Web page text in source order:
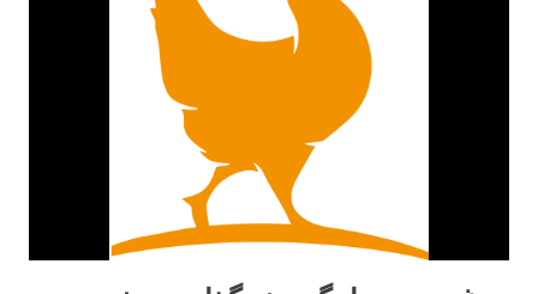
اصلاح‌نژاد شده و به‌صورت اختصاصی برای تولید تخم‌مرغ تجاری
طراحی گردیده است. ۲. میزان تخم‌گذاری تفاوت اصلی میان این دو
عدد تخم‌مرغ در سال تولید می‌کند. در حالی‌که مرغ بلک استار کمی